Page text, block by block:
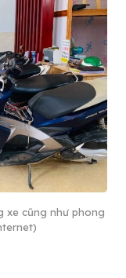
xe cũng như phong